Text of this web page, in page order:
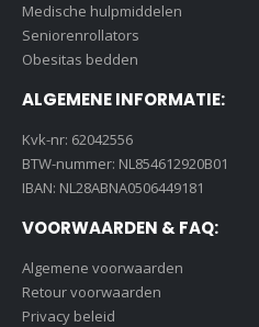
Medische hulpmiddelen
Seniorenrollators
Obesitas bedden
ALGEMENE INFORMATIE:
Kvk-nr: 62042556
BTW-nummer: NL854612920B01
IBAN: NL28ABNA0506449181
VOORWAARDEN & FAQ:
Algemene voorwaarden
Retour voorwaarden
Privacy beleid